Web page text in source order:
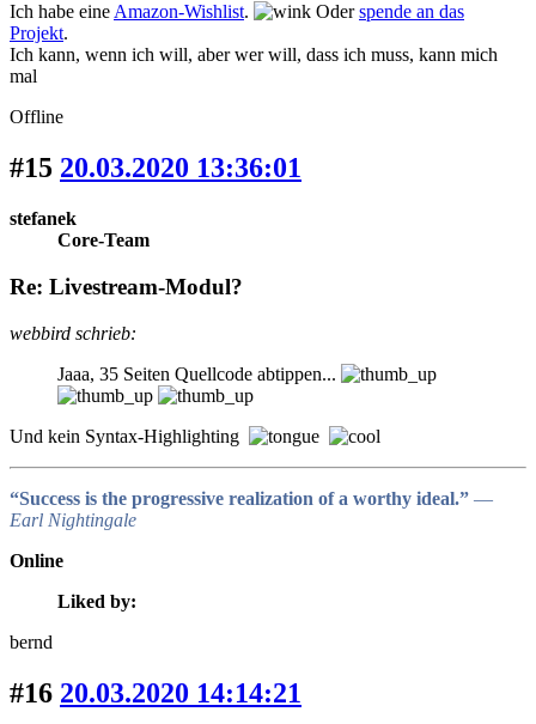
Ich habe eine Amazon-Wishlist. Oderspende an das
Projekt.
Ich kann, wenn ich will, aber wer will, dass ich muss, kann mich
mal
Offline
#15 20.03.2020 13:36:01
stefanek
Core-Team
Re: Livestream-Modul?
webbird schrieb:
Jaaa, 35 Seiten Quellcode abtippen...
Und kein Syntax-Highlighting
“Success is the progressive realization of a worthy ideal.” ―
Earl Nightingale
Online
Liked by:
bernd
#16 20.03.2020 14:14:21